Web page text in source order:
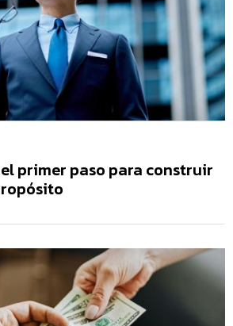
primer paso para construir